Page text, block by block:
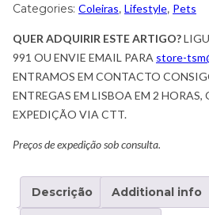
Categories: Coleiras, Lifestyle, Pets
QUER ADQUIRIR ESTE ARTIGO?
991 OU ENVIE EMAIL PARA store-
ENTRAMOS EM CONTACTO
ENTREGAS EM LISBOA EM 2 HORAS,
EXPEDIÇÃO VIA CTT.
Preços de expedição sob consulta.
Descrição Additional info